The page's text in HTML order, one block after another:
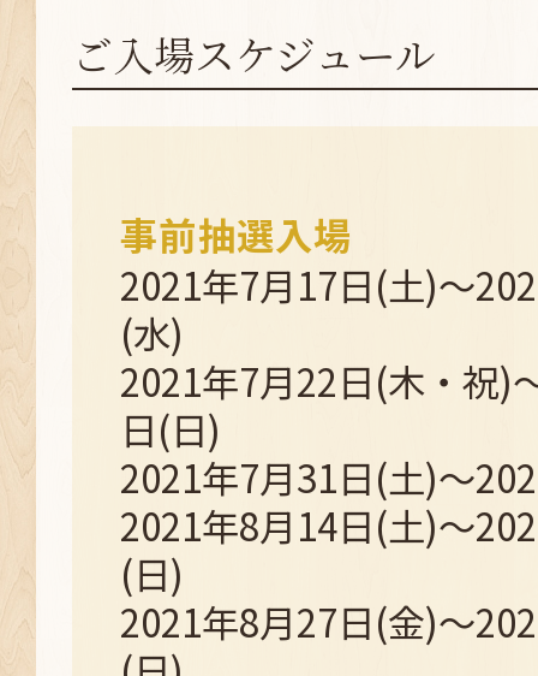
ご入場スケジュール
事前抽選入場
2021年7月17日(土)～
(水)
2021年7月22日(木・祝)
日(日)
2021年7月31日(土)～
2021年8月14日(土)～
(日)
2021年8月27日(金)～